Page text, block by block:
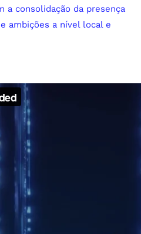
a consolidação da presença
ambições a nível local e